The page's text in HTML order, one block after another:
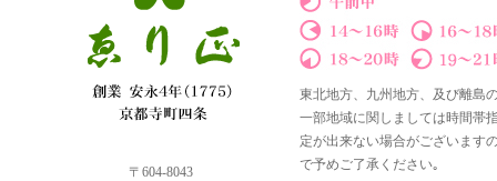
〒604-8043
東北地方、九州地方、及び離島
一部地域に関しましては時間帯
定が出来ない場合がございます
で予めご了承ください｡